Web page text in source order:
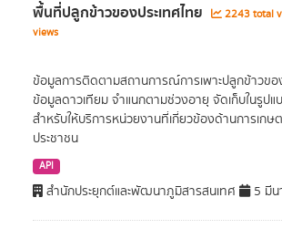
พื้นที่ปลูกข้าวของประเทศไทย 2243 total
views
ข้อมูลการติดตามสถานการณ์การเพาะปลูกข้าวขอ
ข้อมูลดาวเทียม จำแนกตามช่วงอายุ จัดเก็บในรูปแ
สำหรับให้บริการหน่วยงานที่เกี่ยวข้องด้านการเกษ
ประชาชน
API
สำนักประยุกต์และพัฒนาภูมิสารสนเทศ 5 มีน